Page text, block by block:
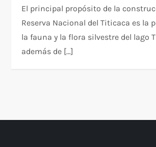
El principal propósito de la
Reserva Nacional del Titicaca es la
la fauna y la flora silvestre del lago
además de […]